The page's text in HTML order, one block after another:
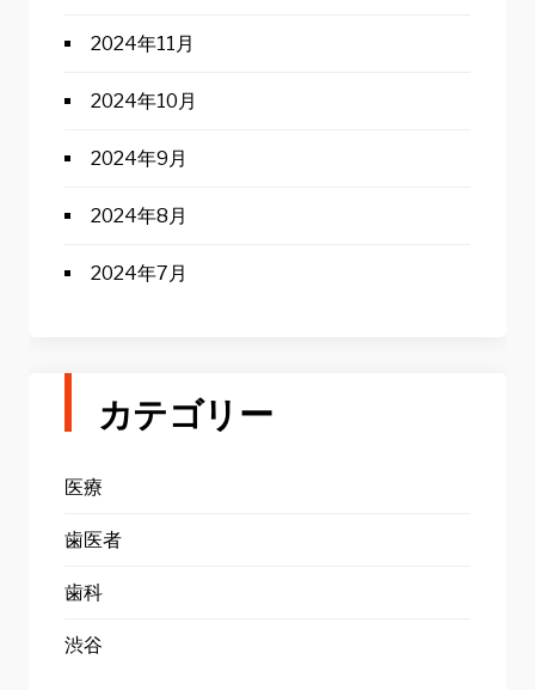
2024年11月
2024年10月
2024年9月
2024年8月
2024年7月
カテゴリー
医療
歯医者
歯科
渋谷